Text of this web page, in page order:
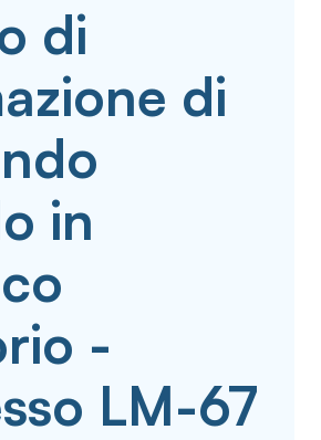
di
di
in
-
LM-67